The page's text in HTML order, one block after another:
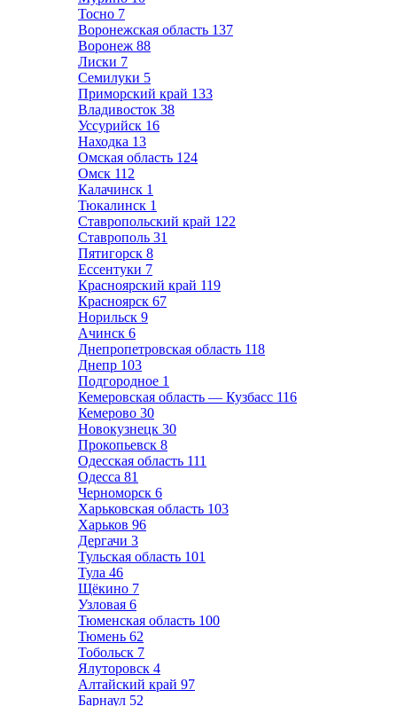
Тосно 7
Воронежская область 137
Воронеж 88
Лиски 7
Семилуки 5
Приморский край 133
Владивосток 38
Уссурийск 16
Находка 13
Омская область 124
Омск 112
Калачинск 1
Тюкалинск 1
Ставропольский край 122
Ставрополь 31
Пятигорск 8
Ессентуки 7
Красноярский край 119
Красноярск 67
Норильск 9
Ачинск 6
Днепропетровская область 118
Днепр 103
Подгородное 1
Кемеровская область — Кузбасс 116
Кемерово 30
Новокузнецк 30
Прокопьевск 8
Одесская область 111
Одесса 81
Черноморск 6
Харьковская область 103
Харьков 96
Дергачи 3
Тульская область 101
Тула 46
Щёкино 7
Узловая 6
Тюменская область 100
Тюмень 62
Тобольск 7
Ялуторовск 4
Алтайский край 97
Барнаул 52